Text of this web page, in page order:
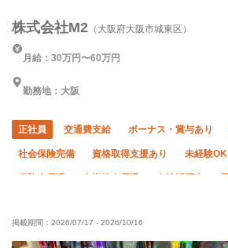
株式会社M2 （大阪府大阪市城東区）
月給：30万円〜60万円
勤務地：大阪
正社員 交通費支給 ボーナス・賞与あり
社会保険完備 資格取得支援あり 未経験OK
掲載期間： 2026/07/17 - 2026/10/16